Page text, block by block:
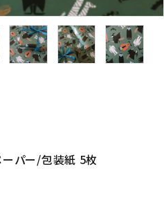
パー/包装紙 5枚